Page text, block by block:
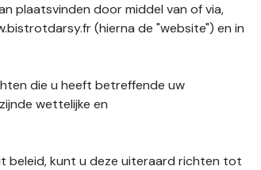
plaatsvinden door middel van of via,
(hierna de "website") en in
die u heeft betreffende uw
wettelijke en
beleid, kunt u deze uiteraard richten tot